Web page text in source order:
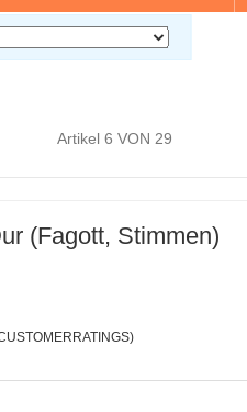
Artikel 6 VON 29
(Fagott, Stimmen)